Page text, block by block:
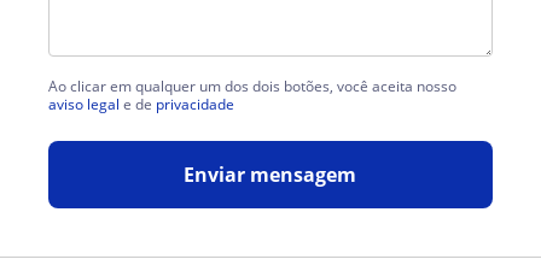
Ao clicar em qualquer um dos dois botões, você aceita nosso
aviso legal e de privacidade
Enviar mensagem